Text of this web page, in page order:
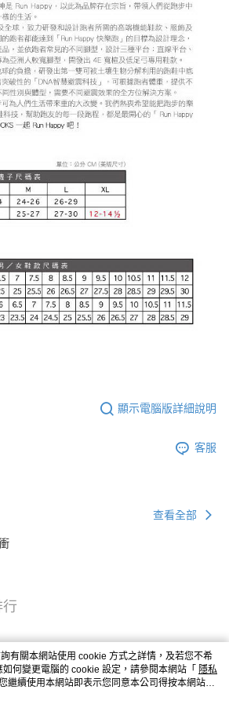
顯示電腦版詳細說明
客服
查看全部
行
有關本網站使用 cookie 方式之詳情，及若您不希
何變更電腦的 cookie 設定，請參閱本網站「 隱私
繼續使用本網站即表示您同意本公司得按本網站使
。